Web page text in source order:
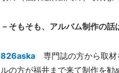
－そもそも、アルバム制作の
826aska専門誌の方から取材
ルの方が福井まで来て制作を